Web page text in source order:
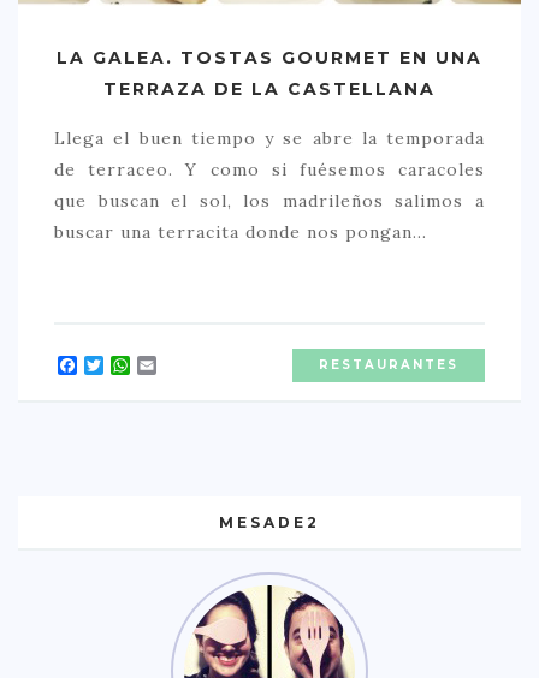
LA GALEA. TOSTAS GOURMET EN UNA
TERRAZA DE LA CASTELLANA
Llega el buen tiempo y se abre la temporada
de terraceo. Y como si fuésemos caracoles
que buscan el sol, los madrileños salimos a
buscar una terracita donde nos pongan…
Facebook
Twitter
WhatsApp RESTAURANTES
MESADE2